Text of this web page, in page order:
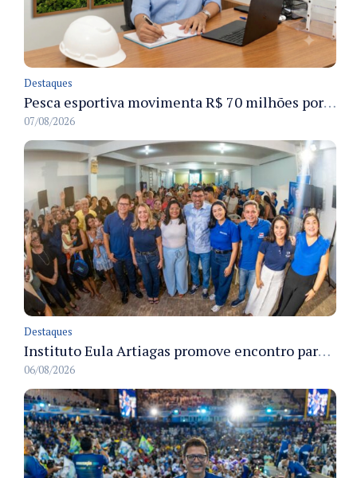
Destaques
Pesca esportiva movimenta R$ 70 milhões por ano e ganha espaço na economia sustentável do Amazonas
07/08/2026
Destaques
Instituto Eula Artiagas promove encontro para discutir melhorias para o bairro Petrópolis
06/08/2026